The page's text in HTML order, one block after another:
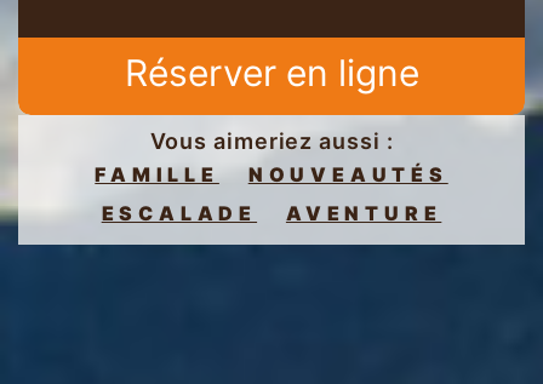
Réserver en ligne
Vous aimeriez aussi :
FAMILLE
NOUVEAUTÉS
ESCALADE
AVENTURE